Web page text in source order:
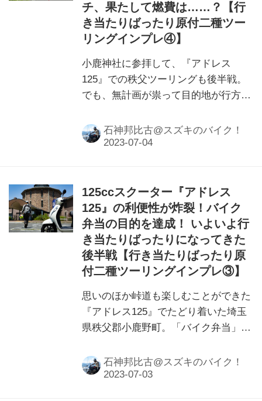
チ、果たして燃費は……？【行
き当たりばったり原付二種ツー
リングインプレ④】
小鹿神社に参拝して、『アドレス
125』での秩父ツーリングも後半戦。
でも、無計画が祟って目的地が行方不
石神邦比古@スズキのバイク！
125ccスクーター『アドレス
125』の利便性が炸裂！バイク
弁当の目的を達成！ いよいよ行
き当たりばったりになってきた
後半戦【行き当たりばったり原
付二種ツーリングインプレ③】
思いのほか峠道も楽しむことができた
『アドレス125』でたどり着いた埼玉
県秩父郡小鹿野町。「バイク弁当」と
いよいよ行き当たりばったりになって
きた原付二種ツーリング！
石神邦比古@スズキのバイク！